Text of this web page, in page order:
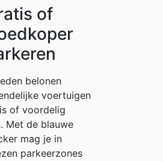
of
belonen
voertuigen
of voordelig
Met de blauwe
mag je in
parkeerzones